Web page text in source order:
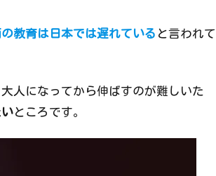
教育は日本では遅れている と言われて
人になってから伸ばすのが難しいた
ところです。